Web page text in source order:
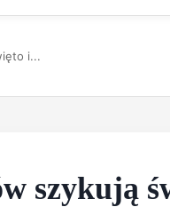
i...
szykują